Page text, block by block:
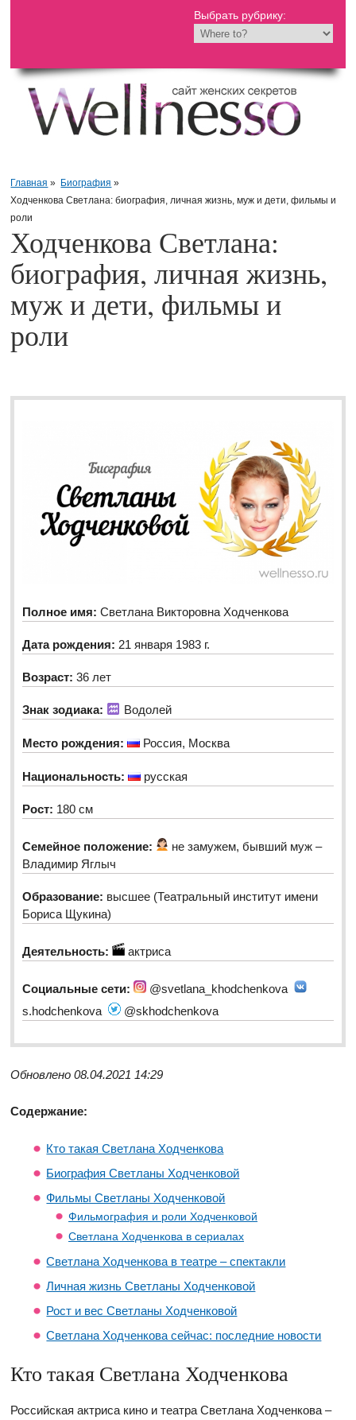
Выбрать рубрику:
Главная » Биография »
Ходченкова Светлана: биография, личная жизнь, муж и дети, фильмы и
роли
Ходченкова Светлана:
биография, личная жизнь,
муж и дети, фильмы и
роли
Полное имя: Светлана Викторовна Ходченкова
Дата рождения: 21 января 1983 г.
Возраст: 36 лет
Знак зодиака: Водолей
Место рождения: Россия, Москва
Национальность: русская
Рост: 180 см
Семейное положение:
не замужем, бывший муж –
Владимир Яглыч
Образование: высшее (Театральный институт имени
Бориса Щукина)
Деятельность: актриса
Социальные сети:
@svetlana_khodchenkova
s.hodchenkova
@skhodchenkova
Обновлено 08.04.2021 14:29
Содержание:
Кто такая Светлана Ходченкова
Биография Светланы Ходченковой
Фильмы Светланы Ходченковой
Фильмография и роли Ходченковой
Светлана Ходченкова в сериалах
Светлана Ходченкова в театре – спектакли
Личная жизнь Светланы Ходченковой
Рост и вес Светланы Ходченковой
Светлана Ходченкова сейчас: последние новости
Кто такая Светлана Ходченкова
Российская актриса кино и театра Светлана Ходченкова –